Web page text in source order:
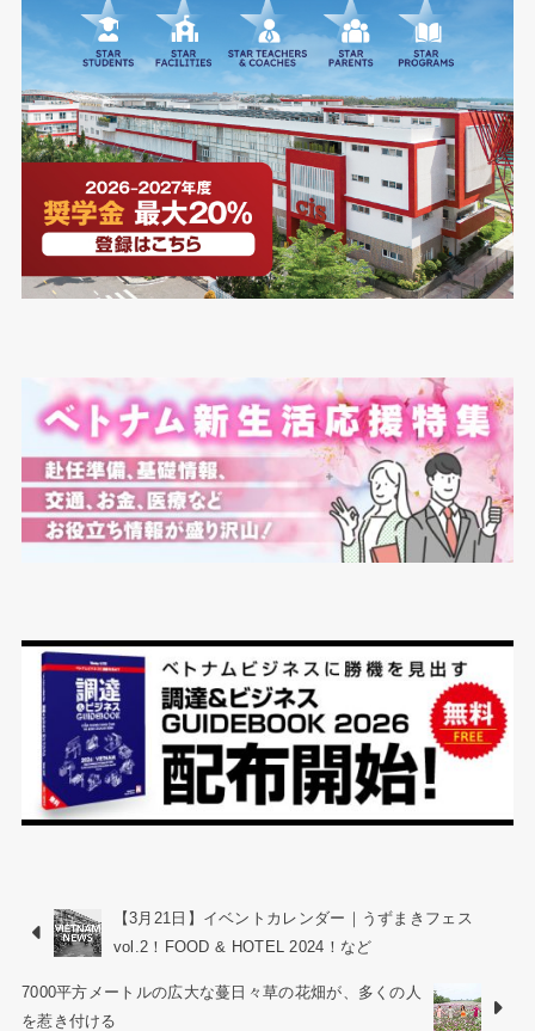
【3月21日】イベントカレンダー｜うずまきフェス
vol.2！FOOD & HOTEL 2024！など
7000平方メートルの広大な蔓日々草の花畑が、多くの人
を惹き付ける